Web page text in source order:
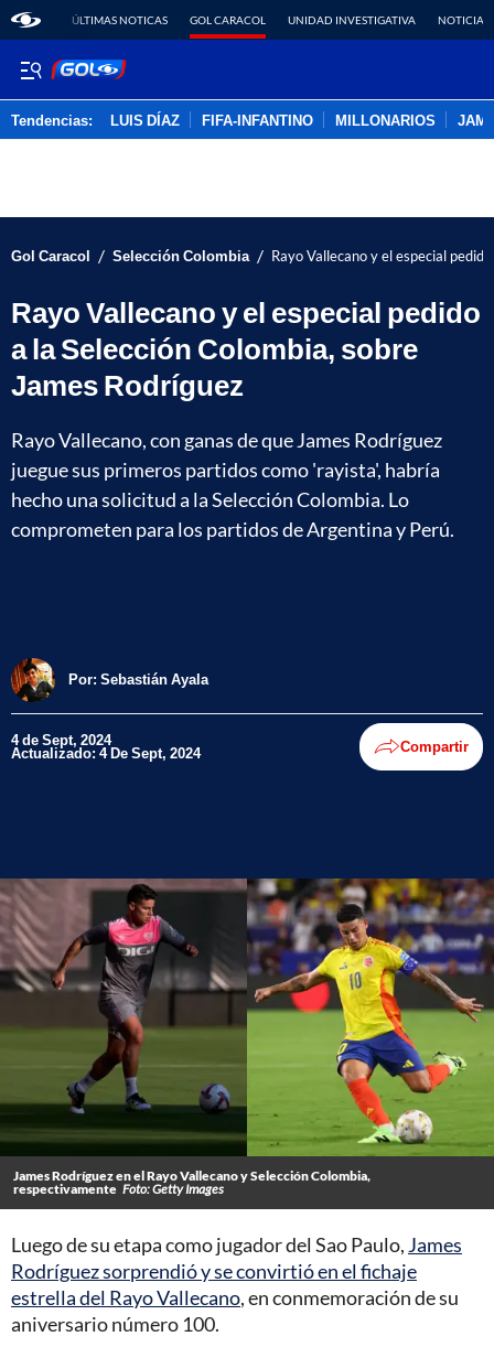
ÚLTIMAS NOTICAS GOL CARACOL UNIDAD INVESTIGATIVA NOTICIAS
Tendencias: LUIS DÍAZ FIFA-INFANTINO MILLONARIOS
Gol Caracol / Selección Colombia / Rayo Vallecano y el especial
Rayo Vallecano y el especial pedido
a la Selección Colombia, sobre
James Rodríguez
Rayo Vallecano, con ganas de que James Rodríguez
juegue sus primeros partidos como 'rayista', habría
hecho una solicitud a la Selección Colombia. Lo
comprometen para los partidos de Argentina y Perú.
Por: Sebastián Ayala
4 de Sept, 2024
Actualizado: 4 De Sept, 2024 Compartir
James Rodríguez en el Rayo Vallecano y Selección Colombia,
respectivamente Foto: Getty Images
Luego de su etapa como jugador del Sao Paulo, James
Rodríguez sorprendió y se convirtió en el fichaje
estrella del Rayo Vallecano, en conmemoración de su
aniversario número 100.